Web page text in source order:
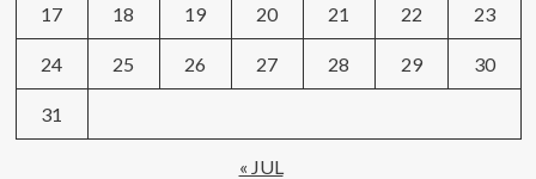
17 18 19 20 21 22 23
24 25 26 27 28 29 30
31
« JUL